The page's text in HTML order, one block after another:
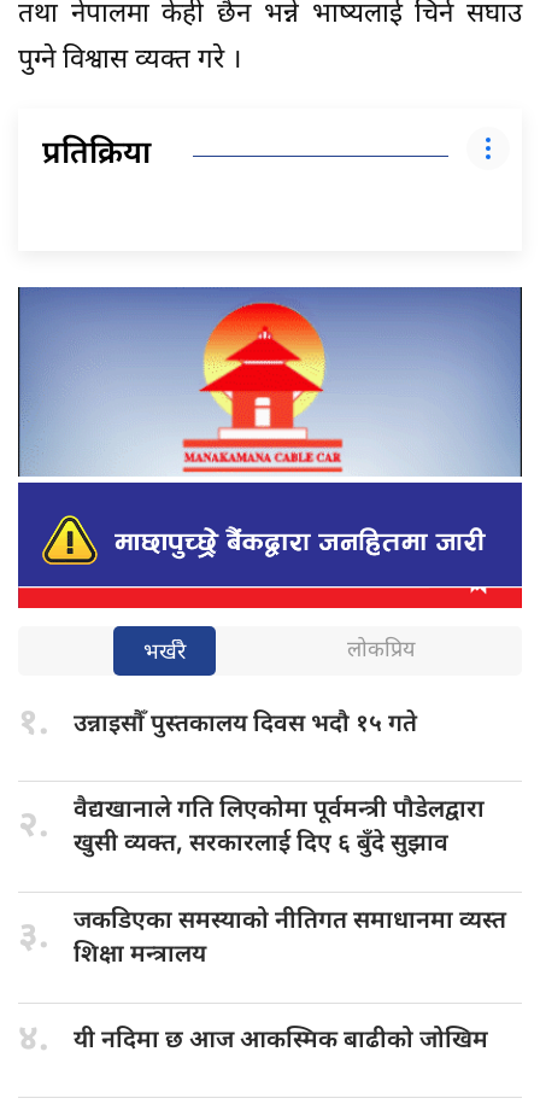
तथा नेपालमा केही छैन भन्ने भाष्यलाई चिर्न सघाउ
पुग्ने विश्वास व्यक्त गरे ।
प्रतिक्रिया
भर्खरै लोकप्रिय
१. उन्नाइसौँ पुस्तकालयदिवस भदौ १५ गते
२. वैद्यखानाले गतिलिएकोमा पूर्वमन्त्री पौडेलद्वारा
खुसी व्यक्त, सरकारलाई दिए ६ बुँदे सुझाव
३. जकडिएका समस्याकोनीतिगत समाधानमा व्यस्त
शिक्षा मन्त्रालय
४. यी नदिमाछ आज आकस्मिक बाढीको जोखिम